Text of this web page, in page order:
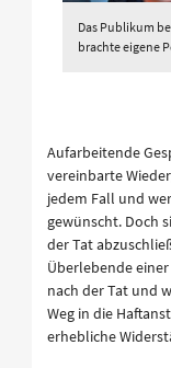
Das Publikum
brachte eigene
Aufarbeitende
vereinbarte
jedem Fall und
gewünscht. Doch
der Tat
Überlebende
nach der Tat und
Weg in die
erhebliche